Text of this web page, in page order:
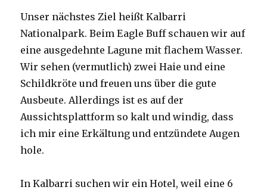
Unser nächstes Ziel heißt Kalbarri
Nationalpark. Beim Eagle Buff schauen wir auf
eine ausgedehnte Lagune mit flachem Wasser.
Wir sehen (vermutlich) zwei Haie und eine
Schildkröte und freuen uns über die gute
Ausbeute. Allerdings ist es auf der
Aussichtsplattform so kalt und windig, dass
ich mir eine Erkältung und entzündete Augen
hole.
In Kalbarri suchen wir ein Hotel, weil eine 6